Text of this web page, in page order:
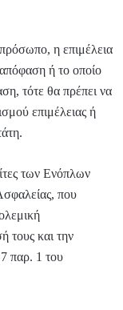
η επιμέλεια
ή το οποίο
τότε θα πρέπει να
επιμέλειας ή
των Ενόπλων
που
τους και την
7 παρ. 1 του